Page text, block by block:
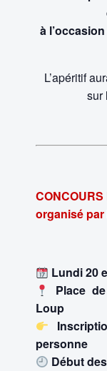
à
L’apéritif
sur
organisé
Lundi 20
Place
Loup
personne
Début